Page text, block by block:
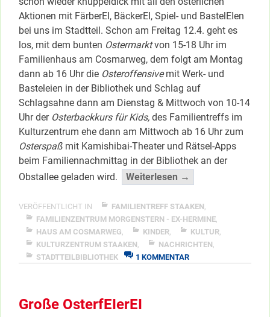
Aktionen mit FärberEI, BäckerEI, Spiel- und BastelEIen
bei uns im Stadtteil. Schon am Freitag 12.4. geht es
los, mit dem bunten Ostermarktvon 15-18 Uhr im
Familienhaus am Cosmarweg, dem folgt am Montag
dann ab 16 Uhr die Osteroffensivemit Werk- und
Basteleien in der Bibliothek und Schlag auf
Schlagsahne dann am Dienstag & Mittwoch von 10-14
Uhr der Osterbackkurs für Kids, des Familientreffs im
Kulturzentrum ehe dann am Mittwoch ab 16 Uhr zum
Osterspaß mit Kamishibai-Theater und Rätsel-Apps
beim Familiennachmittag in der Bibliothek an der
Obstallee geladen wird.
Weiterlesen →
&
Eiereien”
</span
VERÖFFENTLICHT IN FAMILIENTREFF STAAKEN,
FAMILIENZENTRUM MORGENSTERN - EX-HERMINE,
HAUS AM COSMARWEG, KINDER, KULTUR,
KULTURZENTRUM STAAKEN, NACHRICHTEN,
STADTTEILBIBLIOTHEK
1 KOMMENTARZU
Große OsterfEIerEI